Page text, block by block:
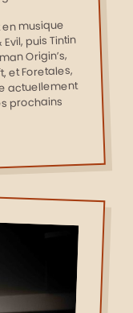
musique
puis Tintin
Origin’s,
et Foretales,
actuellement
prochains